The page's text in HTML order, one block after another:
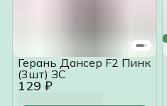
129 ₽
Герань Дансер F2 Пинк
(3шт) ЗС